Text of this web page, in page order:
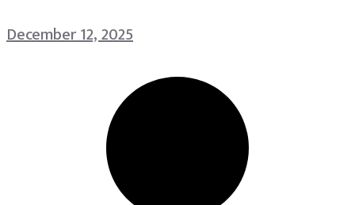
December 12, 2025